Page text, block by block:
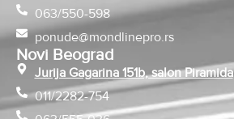
063/550-598
ponude@mondlinepro.rs
Novi Beograd
Jurija Gagarina 151b, salon Piramida
011/2282-754